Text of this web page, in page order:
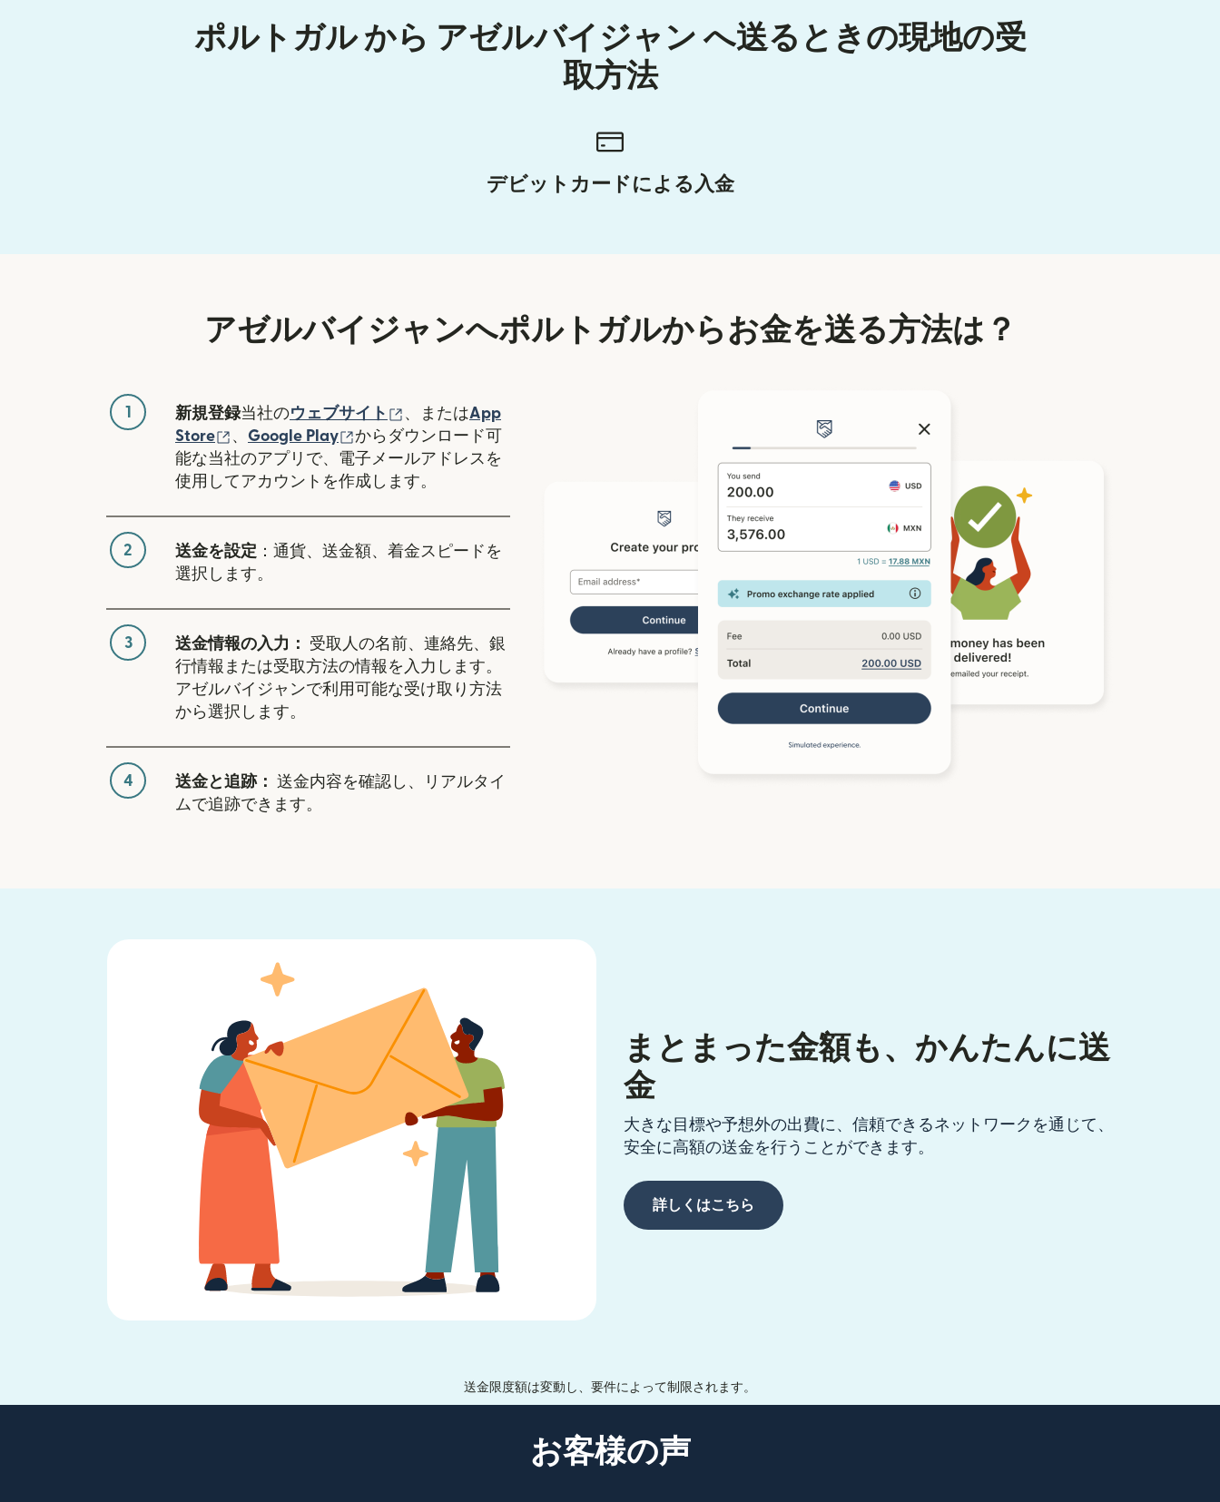
ポルトガル から アゼルバイジャン へ送るときの現地の受
取方法
デビットカードによる入金
アゼルバイジャンへポルトガルからお金を送る方法は？
1 新規登録当社のウェブサイト （別ウィンドウで開きます）
、またはApp
Store
（別ウィンドウで開きます）
、 Google Play （別ウィンドウで開きます）
からダウンロード可
能な当社のアプリで、電子メールアドレスを
使用してアカウントを作成します。
2 送金を設定 ：通貨、送金額、着金スピードを
選択します。
3 送金情報の入力：
受取人の名前、連絡先、銀
行情報または受取方法の情報を入力します。
アゼルバイジャンで利用可能な受け取り方法
から選択します。
4 送金と追跡：
送金内容を確認し、リアルタイ
ムで追跡できます。
まとまった金額も、かんたんに送
金
大きな目標や予想外の出費に、信頼できるネットワークを通じて、
安全に高額の送金を行うことができます。
詳しくはこちら
送金限度額は変動し、要件によって制限されます。
お客様の声